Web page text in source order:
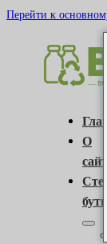
Перейти к
О
сайте